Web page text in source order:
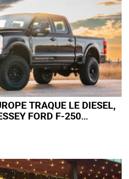
TRAQUE LE DIESEL,
FORD F-250